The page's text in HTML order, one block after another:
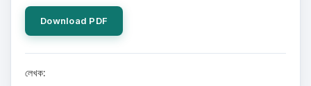
Download PDF
লেখক: